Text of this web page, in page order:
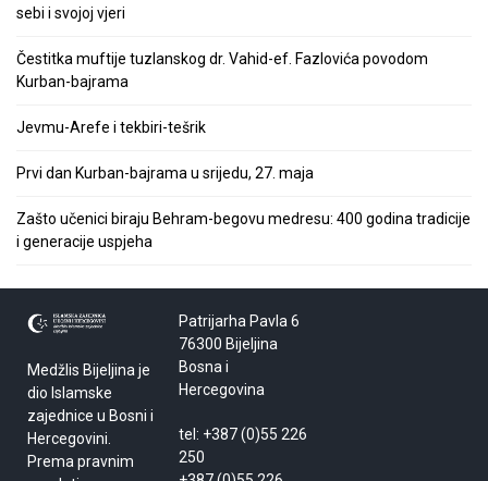
sebi i svojoj vjeri
Čestitka muftije tuzlanskog dr. Vahid-ef. Fazlovića povodom
Kurban-bajrama
Jevmu-Arefe i tekbiri-tešrik
Prvi dan Kurban-bajrama u srijedu, 27. maja
Zašto učenici biraju Behram-begovu medresu: 400 godina tradicije
i generacije uspjeha
Medžlis Bijeljina je
dio Islamske
zajednice u Bosni i
Hercegovini.
Prema pravnim
Patrijarha Pavla 6
76300 Bijeljina
Bosna i
Hercegovina
tel: +387 (0)55 226
250